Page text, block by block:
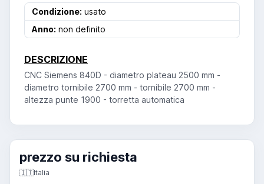
Condizione: usato
Anno: non definito
DESCRIZIONE
CNC Siemens 840D - diametro plateau 2500 mm -
diametro tornibile 2700 mm - tornibile 2700 mm -
altezza punte 1900 - torretta automatica
prezzo su richiesta
🇮🇹Italia